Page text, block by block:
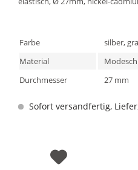
Farbe
silber,
Material
Durchmesser
27 mm
Sofort versandfertig,